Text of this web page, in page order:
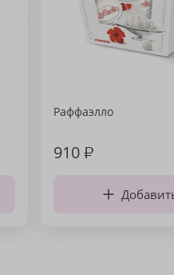
Раффаэлло
910₽